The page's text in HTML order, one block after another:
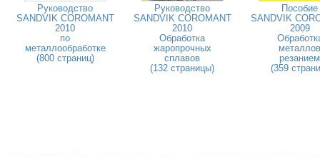
Руководство
SANDVIK COROMANT
2010
по
металлообработке
(800 страниц)
Руководство
SANDVIK COROMANT
2010
Обработка
жаропрочных
сплавов
(132 страницы)
Пособие
SANDVIK
2009
металлов
резанием
(359